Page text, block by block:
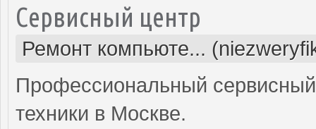
Сервисный центр
Ремонт компьюте...
Профессиональный
техники в Москве.